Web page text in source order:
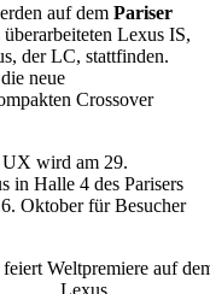
auf dem Pariser
Lexus IS,
der LC, stattfinden.
neue
Crossover
UX wird am 29.
in Halle 4 des Parisers
Oktober für Besucher